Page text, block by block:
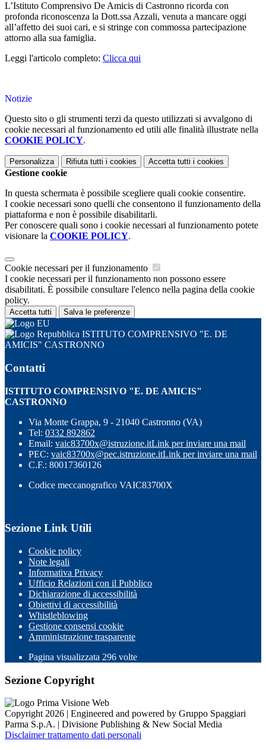
L’Istituto Comprensivo De Amicis di Castronno ricorda con
profonda riconoscenza la Dott.ssa Azzali, venuta a mancare oggi
all’affetto dei suoi cari, e si stringe con commossa partecipazione
attorno alla sua famiglia.
Leggi l'articolo completo: Clicca qui
Notizie
Questo sito o gli strumenti terzi da questo utilizzati si avvalgono di
cookie necessari al funzionamento ed utili alle finalità illustrate nella
COOKIE POLICY.
Personalizza Rifiuta tutti i cookies Accetta tutti i cookies
Gestione cookie
In questa schermata è possibile scegliere quali cookie consentire.
I cookie necessari sono quelli che consentono il funzionamento della
piattaforma e non è possibile disabilitarli.
Per conoscere quali sono i cookie necessari al funzionamento potete
visionare la COOKIE POLICY.
Cookie necessari per il funzionamento
I cookie necessari per il funzionamento non possono essere
disabilitati. È possibile consultare l'elenco nella pagina della cookie
policy.
Accetta tutti Salva le preferenze
ISTITUTO COMPRENSIVO "E. DE
AMICIS" CASTRONNO
Contatti
ISTITUTO COMPRENSIVO "E. DE AMICIS"
CASTRONNO
Via Monte Grappa, 9 - 21040 Castronno (VA)
Tel: 0332 892862
Email: vaic83700x@istruzione.itLink per inviare una mail
PEC: vaic83700x@pec.istruzione.itLink per inviare una mail
C.F.: 80017360126
Codice meccanografico VAIC83700X
Sezione Link Utili
Cookie policy
Note legali
Informativa Privacy
Ufficio Relazioni con il Pubblico
Dichiarazione di accessibilità
Obiettivi di accessibilità
Whistleblowing
Gestione consensi cookie
Amministrazione trasparente
Pagina visualizzata 296 volte
Sezione Copyright
Copyright 2026 | Engineered and powered by Gruppo Spaggiari
Parma S.p.A. | Divisione Publishing & New Social Media
Disclaimer trattamento dati personali